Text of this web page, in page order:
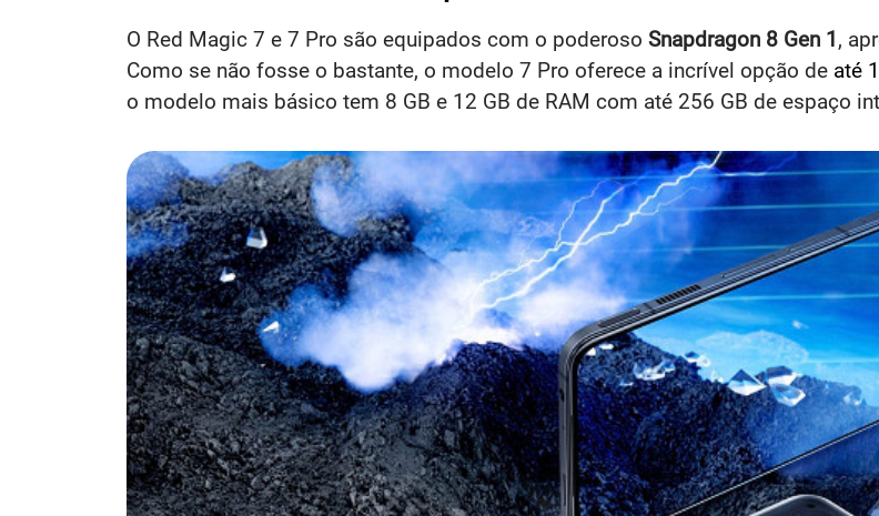
O Red Magic 7 e 7 Pro são equipados com o poderoso Snapdragon 8 Gen 1,
Como se não fosse o bastante, o modelo 7 Pro oferece a incrível opção de até
o modelo mais básico tem 8 GB e 12 GB de RAM com até 256 GB de espaço